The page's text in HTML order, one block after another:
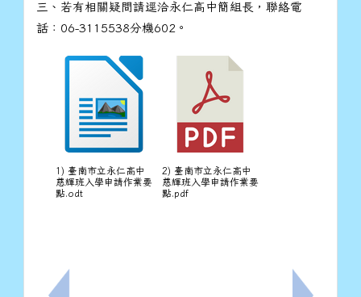
三、若有相關疑問請逕洽永仁高中簡組長，聯絡電
話：06-3115538分機602。
1) 臺南市立永仁高中
慈輝班入學申請作業要
點.odt
2) 臺南市立永仁高中
慈輝班入學申請作業要
點.pdf